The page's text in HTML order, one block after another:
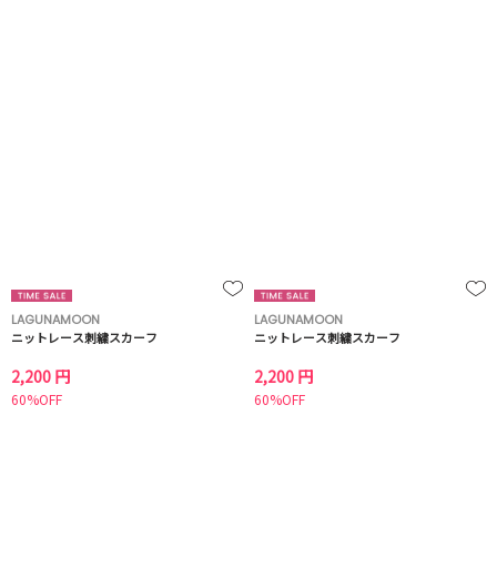
LAGUNAMOON
ニットレース刺繍スカーフ
2,200 円
60%OFF
LAGUNAMOON
ニットレース刺繍スカーフ
2,200 円
60%OFF